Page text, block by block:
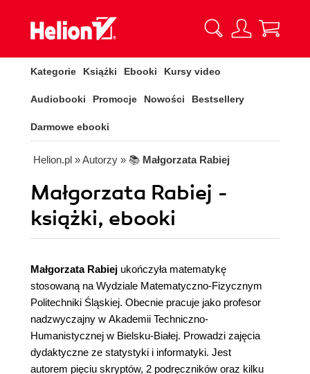
Kategorie Książki Ebooki Kursy video
Audiobooki Promocje Nowości Bestsellery
Darmowe ebooki
Helion.pl » Autorzy » 📚 Małgorzata Rabiej
Małgorzata Rabiej -
książki, ebooki
Małgorzata Rabiej ukończyła matematykę
stosowaną na Wydziale Matematyczno-Fizycznym
Politechniki Śląskiej. Obecnie pracuje jako profesor
nadzwyczajny w Akademii Techniczno-
Humanistycznej w Bielsku-Białej. Prowadzi zajęcia
dydaktyczne ze statystyki i informatyki. Jest
autorem pięciu skryptów, 2 podręczników oraz kilku